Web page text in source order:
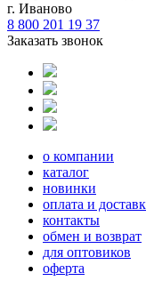
г. Иваново
8 800 201 19 37
Заказать звонок
о компании
каталог
новинки
оплата и
контакты
обмен и возврат
для оптовиков
оферта